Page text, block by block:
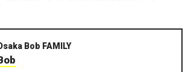
Bob FAMILY